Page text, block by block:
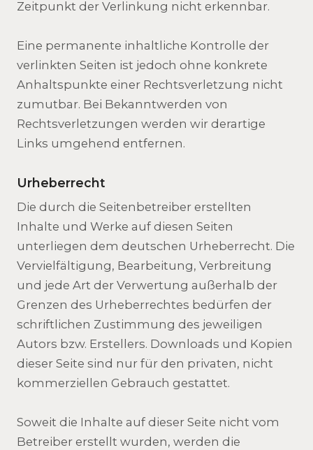
Zeitpunkt der Verlinkung nicht erkennbar.
Eine permanente inhaltliche Kontrolle der
verlinkten Seiten ist jedoch ohne konkrete
Anhaltspunkte einer Rechtsverletzung nicht
zumutbar. Bei Bekanntwerden von
Rechtsverletzungen werden wir derartige
Links umgehend entfernen.
Urheberrecht
Die durch die Seitenbetreiber erstellten
Inhalte und Werke auf diesen Seiten
unterliegen dem deutschen Urheberrecht. Die
Vervielfältigung, Bearbeitung, Verbreitung
und jede Art der Verwertung außerhalb der
Grenzen des Urheberrechtes bedürfen der
schriftlichen Zustimmung des jeweiligen
Autors bzw. Erstellers. Downloads und Kopien
dieser Seite sind nur für den privaten, nicht
kommerziellen Gebrauch gestattet.
Soweit die Inhalte auf dieser Seite nicht vom
Betreiber erstellt wurden, werden die